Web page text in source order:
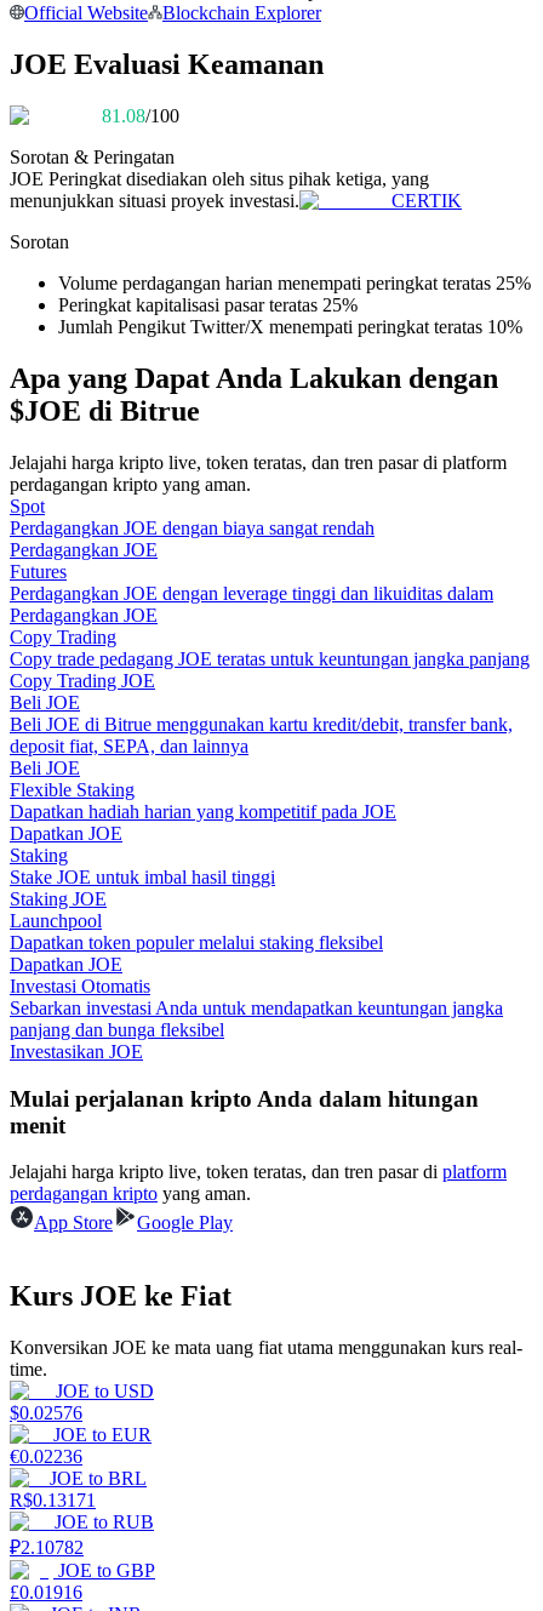
Informasi
Panduan Pemula Berjangka
Strategi perdagangan
Pelajari cara untuk tetap menghasilkan keuntungan
Menghasilkan
Babi Kekuatan
Mempertaruhkan
Official Website
Blockchain Explorer
JOE Evaluasi Keamanan
81.08/100
Sorotan & Peringatan
JOE Peringkat disediakan oleh situs pihak ketiga, yang
menunjukkan situasi proyek investasi.
CERTIK
Sorotan
Volume perdagangan harian menempati peringkat teratas 25%
Peringkat kapitalisasi pasar teratas 25%
Jumlah Pengikut Twitter/X menempati peringkat teratas 10%
Apa yang Dapat Anda Lakukan dengan
$JOE di Bitrue
Jelajahi harga kripto live, token teratas, dan tren pasar di platform
perdagangan kripto yang aman.
Spot
Perdagangkan JOE dengan biaya sangat rendah
Perdagangkan JOE
Futures
Perdagangkan JOE dengan leverage tinggi dan likuiditas dalam
Perdagangkan JOE
Copy Trading
Copy trade pedagang JOE teratas untuk keuntungan jangka panjang
Copy Trading JOE
Beli JOE
Beli JOE di Bitrue menggunakan kartu kredit/debit, transfer bank,
deposit fiat, SEPA, dan lainnya
Beli JOE
Flexible Staking
Dapatkan hadiah harian yang kompetitif pada JOE
Dapatkan JOE
Staking
Stake JOE untuk imbal hasil tinggi
Staking JOE
Launchpool
Dapatkan token populer melalui staking fleksibel
Dapatkan JOE
Investasi Otomatis
Sebarkan investasi Anda untuk mendapatkan keuntungan jangka
panjang dan bunga fleksibel
Investasikan JOE
Mulai perjalanan kripto Anda dalam hitungan
menit
Jelajahi harga kripto live, token teratas, dan tren pasar di platform
perdagangan kripto yang aman.
App Store
Google Play
Kurs JOE ke Fiat
Konversikan JOE ke mata uang fiat utama menggunakan kurs real-
time.
JOE to USD
$0.02576
JOE to EUR
€0.02236
JOE to BRL
R$0.13171
JOE to RUB
₽2.10782
JOE to GBP
£0.01916